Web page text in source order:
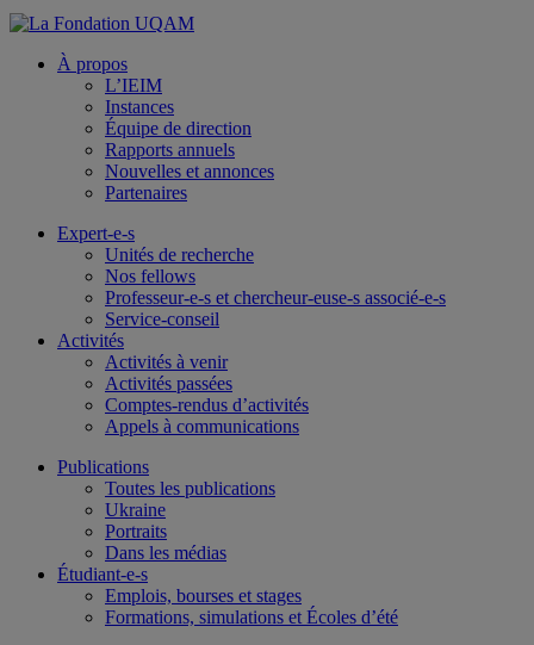
À propos
L’IEIM
Instances
Équipe de direction
Rapports annuels
Nouvelles et annonces
Partenaires
Expert-e-s
Unités de recherche
Nos fellows
Professeur-e-s et chercheur-euse-s associé-e-s
Service-conseil
Activités
Activités à venir
Activités passées
Comptes-rendus d’activités
Appels à communications
Publications
Toutes les publications
Ukraine
Portraits
Dans les médias
Étudiant-e-s
Emplois, bourses et stages
Formations, simulations et Écoles d’été